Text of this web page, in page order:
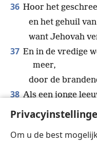
Om u de best
36 Hoor het
en het gehuil
want Jehovah
37 En in de vredige
meer,
door de
38 Als een jonge
verlaten,
want hun land
door het wrede